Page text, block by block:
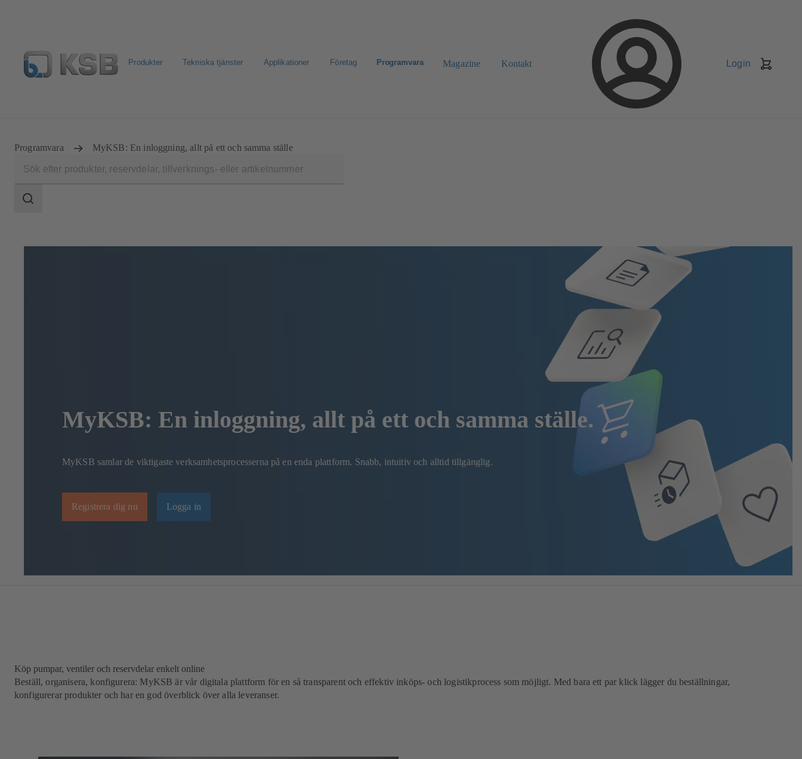
Produkter Tekniska tjänster Applikationer Företag Programvara Magazine Kontakt Login
Programvara MyKSB: En inloggning, allt på ett och samma ställe
Sökomfattning
MyKSB: En inloggning, allt på ett och samma ställe.
MyKSB samlar de viktigaste verksamhetsprocesserna på en enda plattform. Snabb, intuitiv och alltid tillgänglig.
Registrera dig nu Logga in
Köp pumpar, ventiler och reservdelar enkelt online
Beställ, organisera, konfigurera: MyKSB är vår digitala plattform för en så transparent och effektiv inköps- och logistikprocess som möjligt. Med bara ett par klick lägger du beställningar,
konfigurerar produkter och har en god överblick över alla leveranser.